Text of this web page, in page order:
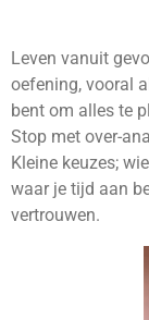
Leven vanuit
oefening, vooral
bent om alles te
Stop met over-
Kleine keuzes;
waar je tijd aan
vertrouwen.